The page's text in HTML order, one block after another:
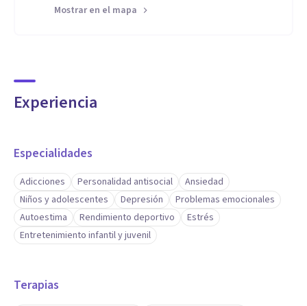
Mostrar en el mapa
Experiencia
Especialidades
Adicciones Personalidad antisocial
Ansiedad
Niños y adolescentes
Depresión
Problemas emocionales
Autoestima
Rendimiento deportivo
Estrés
Entretenimiento infantil y juvenil
Terapias